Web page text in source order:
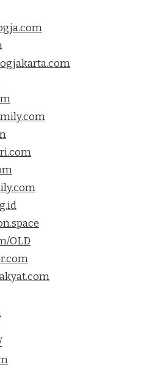
OLD